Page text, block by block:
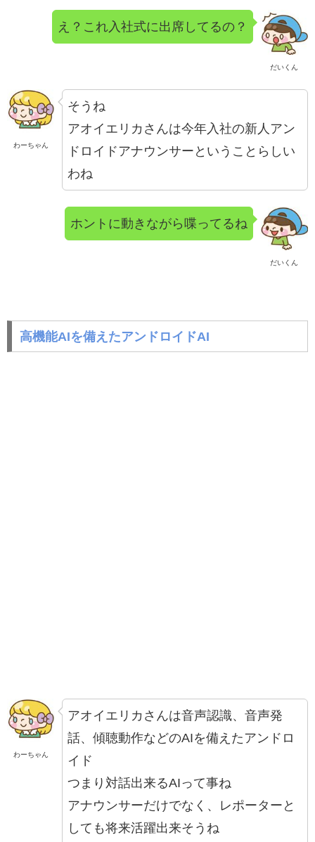
だいくん
え？これ入社式に出席してるの？
わーちゃん
そうね
アオイエリカさんは今年入社の新人アン
ドロイドアナウンサーということらしい
わね
だいくん
ホントに動きながら喋ってるね
高機能AIを備えたアンドロイドAI
わーちゃん
アオイエリカさんは音声認識、音声発
話、傾聴動作などのAIを備えたアンドロ
イド
つまり対話出来るAIって事ね
アナウンサーだけでなく、レポーターと
しても将来活躍出来そうね